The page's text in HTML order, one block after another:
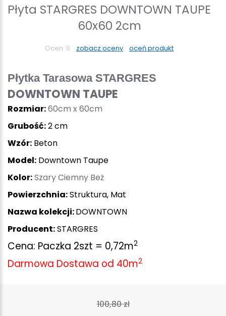
Płyta STARGRES DOWNTOWN TAUPE
60x60 2cm
Ocen: 0 zobacz oceny oceń produkt
Płytka Tarasowa STARGRES
DOWNTOWN TAUPE
Rozmiar:60cm x 60cm
Grubość:2 cm
Wzór: Beton
Model: Downtown Taupe
Kolor:Szary Ciemny Beż
Powierzchnia:Struktura, Mat
Nazwa kolekcji:DOWNTOWN
Producent:STARGRES
Cena: Paczka 2szt = 0,72m2
Darmowa Dostawa od 40m2
100,80 zł